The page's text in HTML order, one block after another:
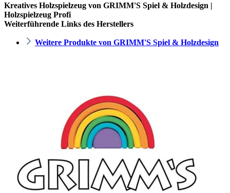
Kreatives Holzspielzeug von GRIMM'S Spiel & Holzdesign |
Holzspielzeug Profi
Weiterführende Links des Herstellers
Weitere Produkte von GRIMM'S Spiel & Holzdesign